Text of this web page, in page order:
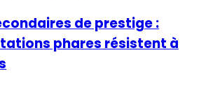
de prestige :
phares résistent à